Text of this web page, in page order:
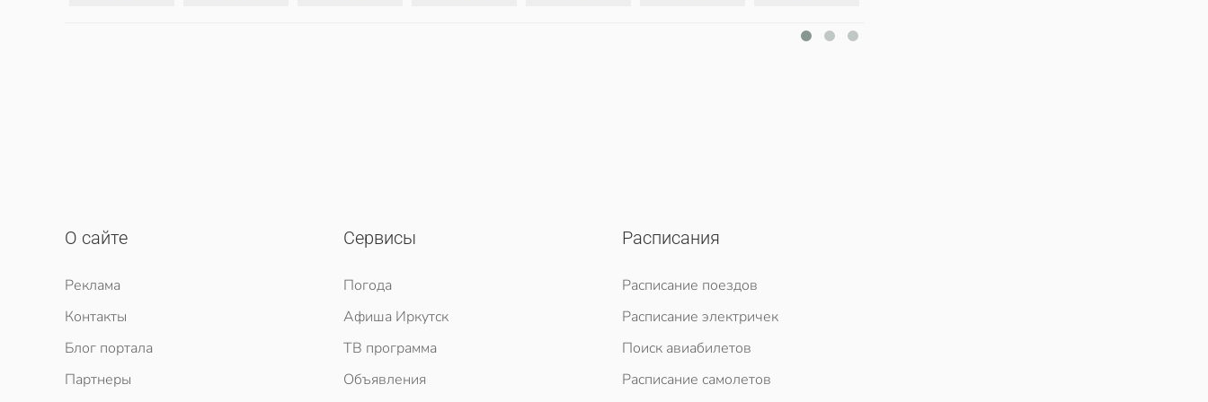
О сайте
Реклама
Контакты
Блог портала
Партнеры
Сервисы
Погода
Афиша Иркутск
ТВ программа
Объявления
Расписания
Расписание поездов
Расписание электричек
Поиск авиабилетов
Расписание самолетов